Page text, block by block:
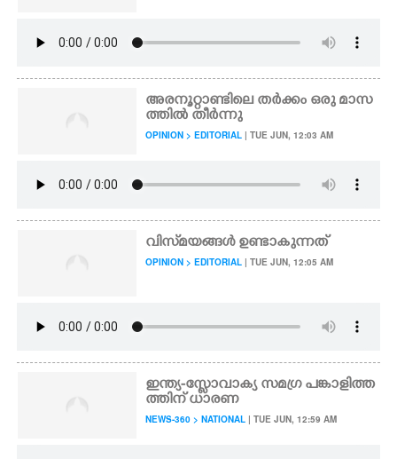
അരനൂറ്റാണ്ടിലെ തർക്കം ഒരു മാസ
ത്തിൽ തീർന്നു
OPINION > EDITORIAL | TUE JUN, 12:03 AM
വിസ്‌മയങ്ങൾ ഉണ്ടാകുന്നത്
OPINION > EDITORIAL | TUE JUN, 12:05 AM
ഇന്ത്യ-സ്ളോവാക്യ സമഗ്ര പങ്കാളിത്ത
ത്തിന് ധാരണ
NEWS-360 > NATIONAL | TUE JUN, 12:59 AM